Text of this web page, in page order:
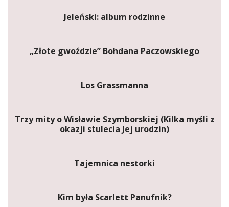
Jeleński: album rodzinne
„Złote gwoździe” Bohdana Paczowskiego
Los Grassmanna
Trzy mity o Wisławie Szymborskiej (Kilka myśli z
okazji stulecia Jej urodzin)
Tajemnica nestorki
Kim była Scarlett Panufnik?